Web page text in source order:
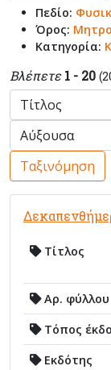
Πεδίο:
Όρος:
Κατηγορία:
Βλέπετε 1 - 20
Ταξινόμηση
Τίτλος
Αρ. φύλλου
Τόπος
Εκδότης